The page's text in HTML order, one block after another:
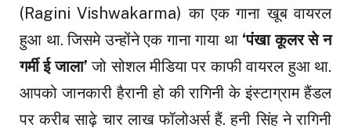
(Ragini Vishwakarma) का एक गाना खूब वायरल
हुआ था. जिसमे उन्होंने एक गाना गाया था ‘पंखा कूलर से न
गर्मी ई जाला’जो सोशल मीडिया पर काफी वायरल हुआ था.
आपको जानकारी हैरानी हो की रागिनी के इंस्टाग्राम हैंडल
पर करीब साढ़े चार लाख फॉलोअर्स हैं. हनी सिंह ने रागिनी